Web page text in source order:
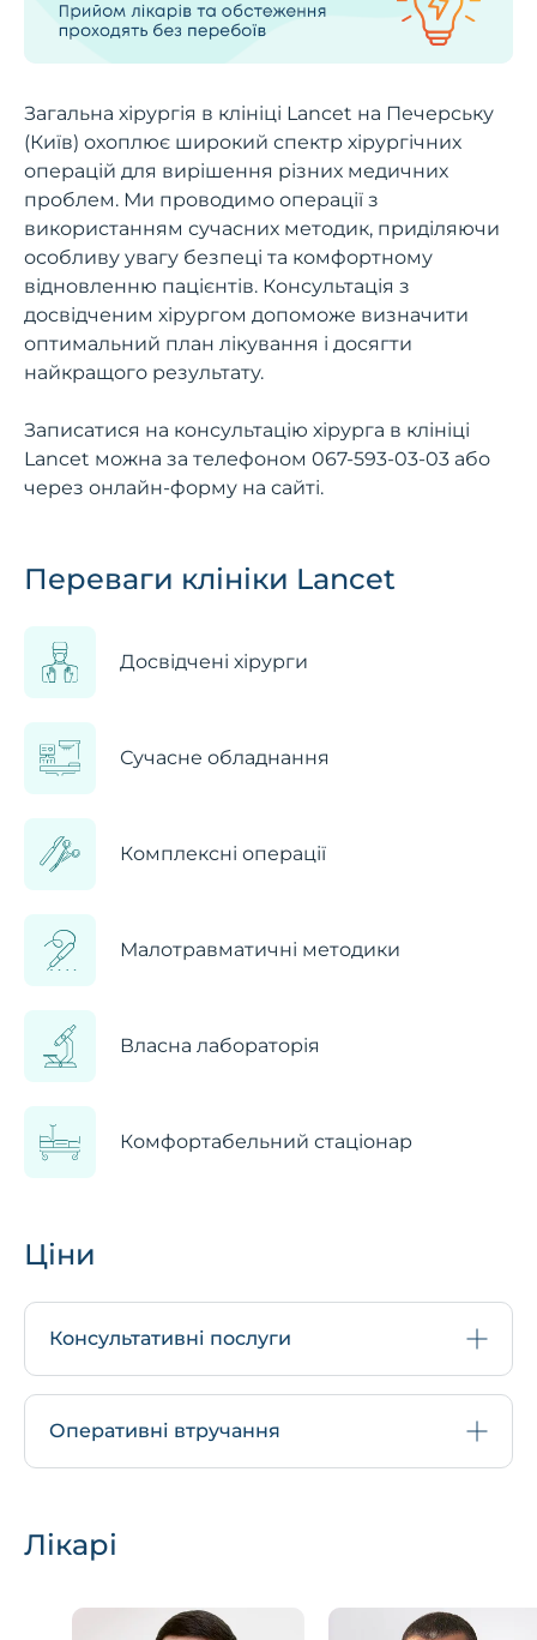
Загальна хірургія в клініці Lancet на Печерську
(Київ) охоплює широкий спектр хірургічних
операцій для вирішення різних медичних
проблем. Ми проводимо операції з
використанням сучасних методик, приділяючи
особливу увагу безпеці та комфортному
відновленню пацієнтів. Консультація з
досвідченим хірургом допоможе визначити
оптимальний план лікування і досягти
найкращого результату.
Записатися на консультацію хірурга в клініці
Lancet можна за телефоном 067-593-03-03 або
через онлайн-форму на сайті.
Переваги клініки Lancet
Досвідчені хірурги
Сучасне обладнання
Комплексні операції
Малотравматичні методики
Власна лабораторія
Комфортабельний стаціонар
Ціни
Консультативні послуги
Оперативні втручання
Лікарі